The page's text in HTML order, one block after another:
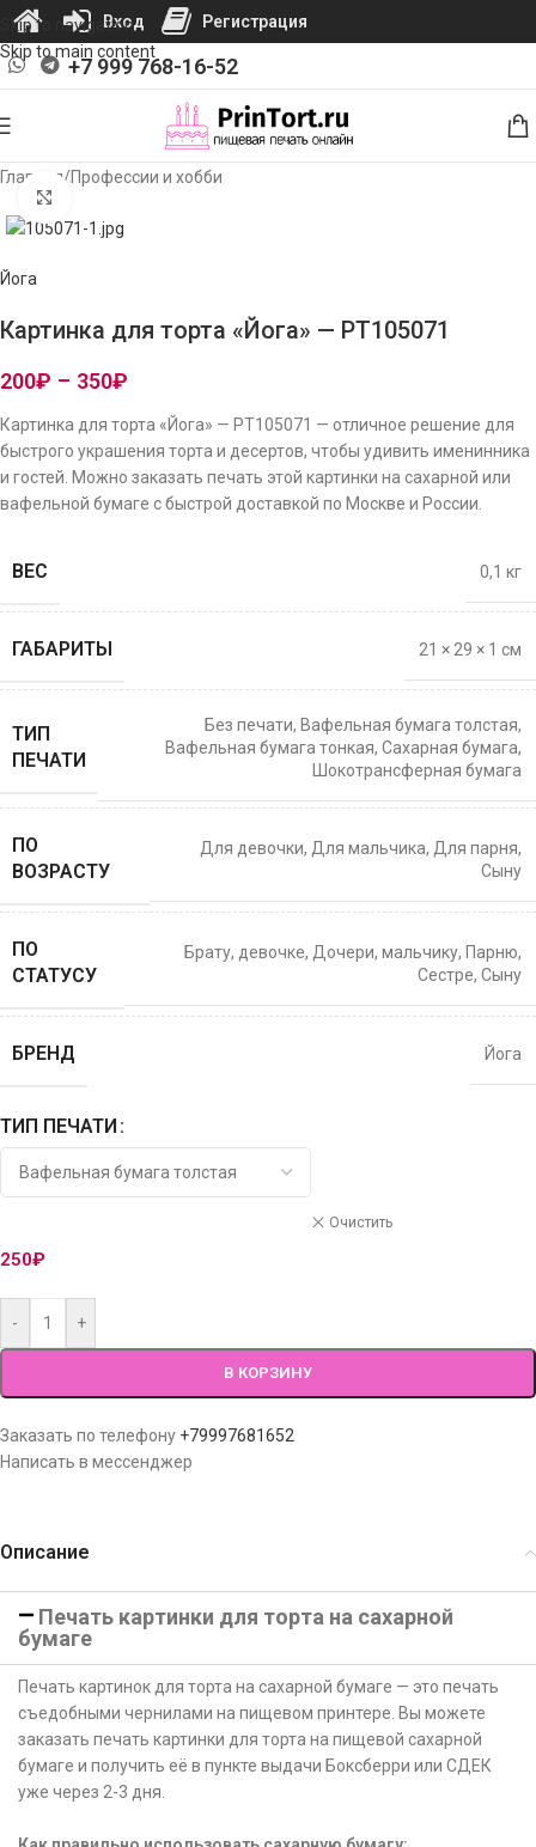
Skip to navigation
Skip to main content
+7 999 768-16-52
Главная/Профессии и хобби
Йога
Картинка для торта «Йога» — PT105071
200₽ – 350₽
Картинка для торта «Йога» — PT105071 — отличное решение для
быстрого украшения торта и десертов, чтобы удивить именинника
и гостей. Можно заказать печать этой картинки на сахарной или
вафельной бумаге с быстрой доставкой по Москве и России.
ВЕС 0,1 кг
ГАБАРИТЫ 21 × 29 × 1 см
ТИП
ПЕЧАТИ
Без печати, Вафельная бумага толстая,
Вафельная бумага тонкая, Сахарная бумага,
Шокотрансферная бумага
ПО
ВОЗРАСТУ
Для девочки, Для мальчика, Для парня,
Сыну
ПО
СТАТУСУ
Брату, девочке, Дочери, мальчику, Парню,
Сестре, Сыну
БРЕНД Йога
ТИП ПЕЧАТИ
Очистить
250₽
- +
В КОРЗИНУ
Заказать по телефону +79997681652
Написать в мессенджер
Описание
Печать картинки для торта на сахарной
бумаге
Печать картинок для торта на сахарной бумаге — это печать
съедобными чернилами на пищевом принтере. Вы можете
заказать печать картинки для торта на пищевой сахарной
бумаге и получить её в пункте выдачи Боксберри или СДЕК
уже через 2-3 дня.
Вход Регистрация